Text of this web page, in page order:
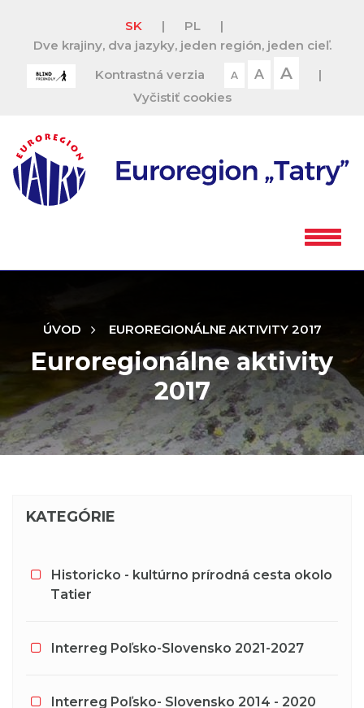
SK | PL
|
Dve krajiny, dva jazyky, jeden región, jeden cieľ.
Kontrastná verzia
A A A
|
Vyčistiť cookies
ÚVOD EUROREGIONÁLNE AKTIVITY 2017
Euroregionálne aktivity
2017
KATEGÓRIE
Historicko - kultúrno prírodná cesta okolo
Tatier
Interreg Poľsko-Slovensko 2021-2027
Interreg Poľsko- Slovensko 2014 - 2020